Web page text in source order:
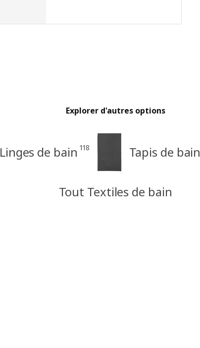
Explorer d'autres options
Linges de bain 118 Tapis de bain
Tout Textiles de bain